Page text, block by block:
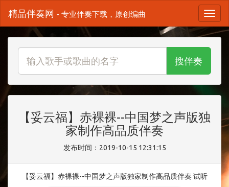
精品伴奏网 - 专业伴奏下载，原创编曲
搜伴奏
【妥云福】赤裸裸--中国梦之声版独
家制作高品质伴奏
发布时间：2019-10-15 12:31:15
【妥云福】赤裸裸--中国梦之声版独家制作高品质伴奏 试听